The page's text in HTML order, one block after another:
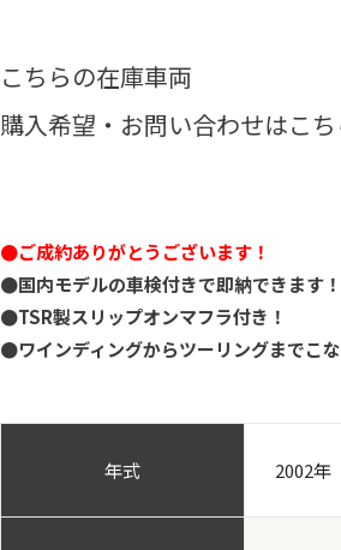
こちらの在庫車両
購入希望・お問い合わせはこ
●ご成約ありがとうございます！
●国内モデルの車検付きで即納できます！
●TSR製スリップオンマフラ付き！
●ワインディングからツーリングまでこ
年式 2002年